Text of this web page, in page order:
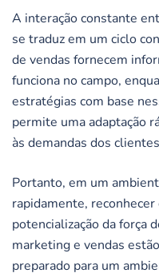
A interação constante
se traduz em um ciclo
de vendas fornecem
funciona no campo,
estratégias com base
permite uma adaptação
às demandas dos
Portanto, em um
rapidamente,
potencialização da força
marketing e vendas
preparado para um